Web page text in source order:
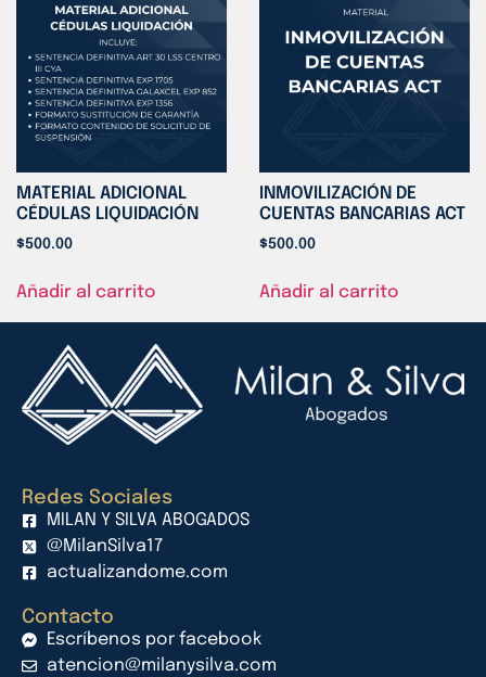
MATERIAL ADICIONAL
CÉDULAS LIQUIDACIÓN
$500.00
Añadir al carrito
INMOVILIZACIÓN DE
CUENTAS BANCARIAS ACT
$500.00
Añadir al carrito
Redes Sociales
MILAN Y SILVA ABOGADOS
@MilanSilva17
actualizandome.com
Contacto
Escríbenos por facebook
atencion@milanysilva.com